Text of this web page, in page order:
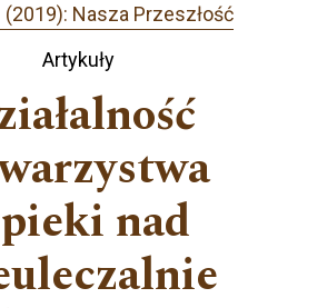
Nasza Przeszłość
Artykuły
nad